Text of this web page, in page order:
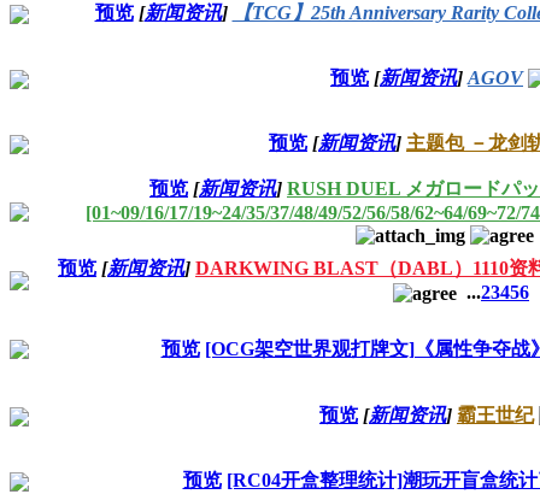
预览 [新闻资讯] 【TCG】25th Anniversary Rarity
预览 [新闻资讯] AGOV
预览 [新闻资讯] 主题包 －龙剑
预览 [新闻资讯] RUSH DUEL メガロードパ
[01~09/16/17/19~24/35/37/48/49/52/56/58/62~64/69~72/
预览 [新闻资讯] DARKWING BLAST（DABL）1110资
...23456
预览 [OCG架空世界观打牌文]《属性争夺战
预览 [新闻资讯] 霸王世纪
预览 [RC04开盒整理统计]潮玩开盲盒统